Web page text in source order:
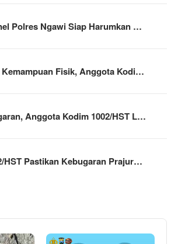
Polres Ngawi Siap Harumkan …
Fisik, Anggota Kodi…
Anggota Kodim 1002/HST L…
HST Pastikan Kebugaran Prajur…